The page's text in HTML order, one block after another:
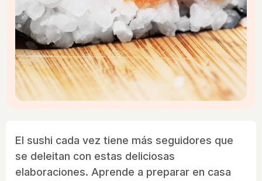
El sushi cada vez tiene más seguidores que
se deleitan con estas deliciosas
elaboraciones. Aprende a preparar en casa